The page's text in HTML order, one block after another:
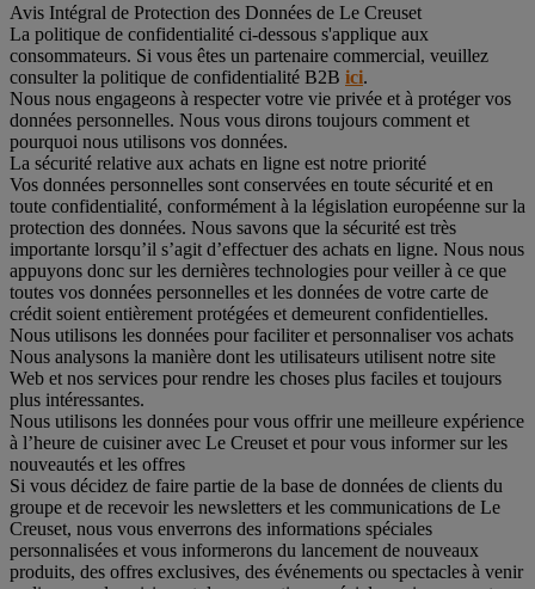
Avis Intégral de Protection des Données de Le Creuset
La politique de confidentialité ci-dessous s'applique aux
consommateurs. Si vous êtes un partenaire commercial, veuillez
consulter la politique de confidentialité B2B ici.
Nous nous engageons à respecter votre vie privée et à protéger vos
données personnelles. Nous vous dirons toujours comment et
pourquoi nous utilisons vos données.
La sécurité relative aux achats en ligne est notre priorité
Vos données personnelles sont conservées en toute sécurité et en
toute confidentialité, conformément à la législation européenne sur la
protection des données. Nous savons que la sécurité est très
importante lorsqu’il s’agit d’effectuer des achats en ligne. Nous nous
appuyons donc sur les dernières technologies pour veiller à ce que
toutes vos données personnelles et les données de votre carte de
crédit soient entièrement protégées et demeurent confidentielles.
Nous utilisons les données pour faciliter et personnaliser vos achats
Nous analysons la manière dont les utilisateurs utilisent notre site
Web et nos services pour rendre les choses plus faciles et toujours
plus intéressantes.
Nous utilisons les données pour vous offrir une meilleure expérience
à l’heure de cuisiner avec Le Creuset et pour vous informer sur les
nouveautés et les offres
Si vous décidez de faire partie de la base de données de clients du
groupe et de recevoir les newsletters et les communications de Le
Creuset, nous vous enverrons des informations spéciales
personnalisées et vous informerons du lancement de nouveaux
produits, des offres exclusives, des événements ou spectacles à venir